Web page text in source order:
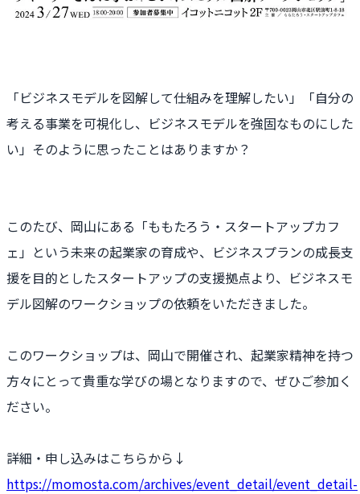
「ビジネスモデルを図解して仕組みを理解したい」「自分の
考える事業を可視化し、ビジネスモデルを強固なものにした
い」そのように思ったことはありますか？
このたび、岡山にある「ももたろう・スタートアップカフ
ェ」という未来の起業家の育成や、ビジネスプランの成長支
援を目的としたスタートアップの支援拠点より、ビジネスモ
デル図解のワークショップの依頼をいただきました。
このワークショップは、岡山で開催され、起業家精神を持つ
方々にとって貴重な学びの場となりますので、ぜひご参加く
ださい。
詳細・申し込みはこちらから↓
https://momosta.com/archives/event_detail/event_detail-